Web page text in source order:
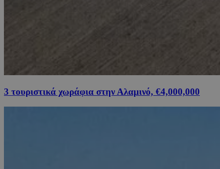
3 τουριστικά χωράφια στην Αλαμινό, €4,000,000